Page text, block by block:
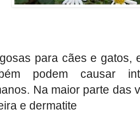
para cães e gatos,
podem causar
Na maior parte das
e dermatite